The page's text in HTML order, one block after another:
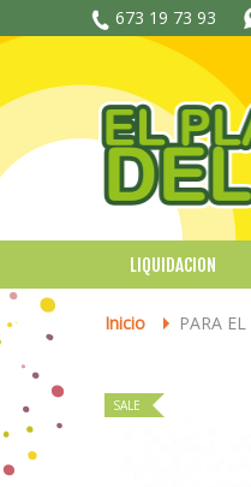
673 19 73 93
LIQUIDACION
Inicio > PARA
SALE